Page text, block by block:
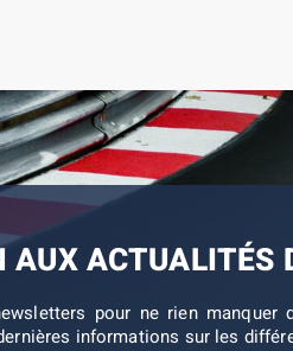
ACTUALITÉS
pour ne rien manquer
informations sur les